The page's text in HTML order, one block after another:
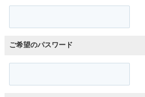
ご希望のパスワード